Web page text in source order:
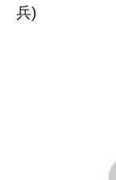
兵)